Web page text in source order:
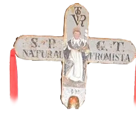
Skip to main content